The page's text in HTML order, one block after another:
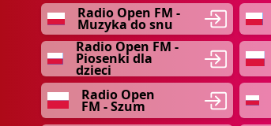
Radio Open FM -
Muzyka do snu
Radio Open FM -
Piosenki dla
dzieci
Radio Open
FM - Szum